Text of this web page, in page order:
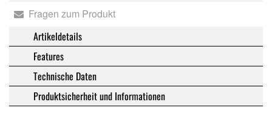
Fragen zum Produkt
Artikeldetails
Features
Technische Daten
Produktsicherheit und Informationen